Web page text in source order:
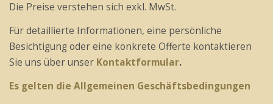
Die Preise verstehen sich exkl. MwSt.
Für detaillierte Informationen, eine persönliche
Besichtigung oder eine konkrete Offerte kontaktieren
Sie uns über unser Kontaktformular.
Es gelten die Allgemeinen Geschäftsbedingungen